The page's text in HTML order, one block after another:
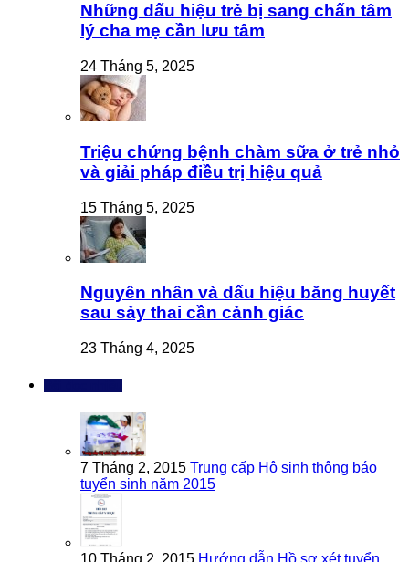
Những dấu hiệu trẻ bị sang chấn tâm
lý cha mẹ cần lưu tâm
24 Tháng 5, 2025
Triệu chứng bệnh chàm sữa ở trẻ nhỏ
và giải pháp điều trị hiệu quả
15 Tháng 5, 2025
Nguyên nhân và dấu hiệu băng huyết
sau sảy thai cần cảnh giác
23 Tháng 4, 2025
7 Tháng 2, 2015 Trung cấp Hộ sinh thông báo
tuyển sinh năm 2015